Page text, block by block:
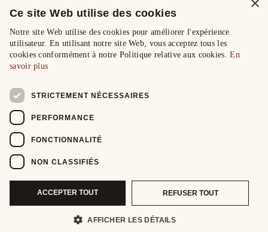
Ce site Web utilise des cookies
Notre site Web utilise des cookies pour améliorer l'expérience
utilisateur. En utilisant notre site Web, vous acceptez tous les
cookies conformément à notre Politique relative aux cookies.En
savoir plus
STRICTEMENT NÉCESSAIRES
PERFORMANCE
FONCTIONNALITÉ
NON CLASSIFIÉS
ACCEPTER TOUT REFUSER TOUT
AFFICHER LES DÉTAILS